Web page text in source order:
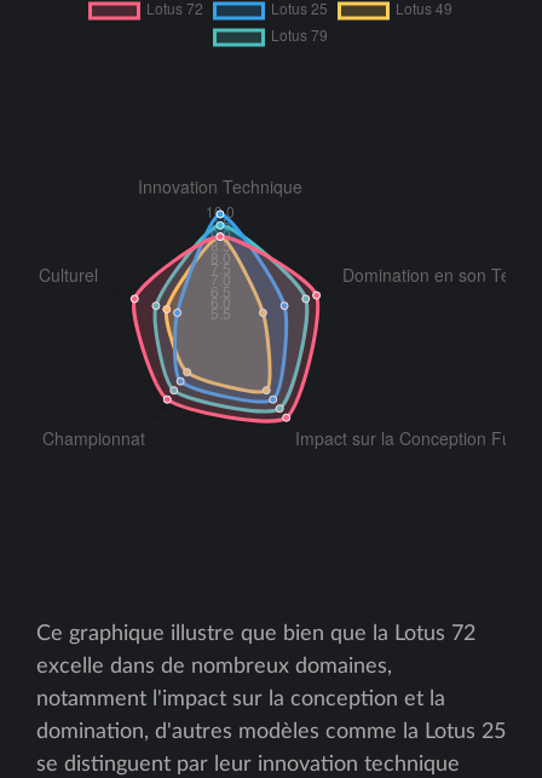
Ce graphique illustre que bien que la Lotus 72
excelle dans de nombreux domaines,
notamment l'impact sur la conception et la
domination, d'autres modèles comme la Lotus 25
se distinguent par leur innovation technique